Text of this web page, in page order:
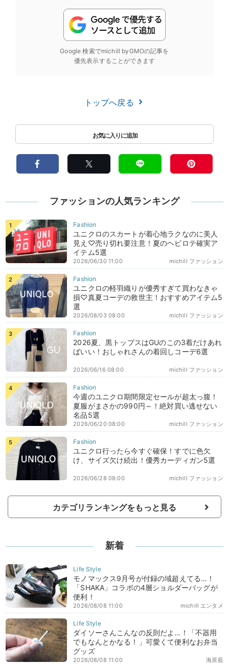
Google 検索でmichill byGMOの記事を
優先表示することができます
トップへ戻る
ファッションの人気ランキング
ユニクロのスカートが着心地ラクなのに美人
見え♡売り切れ要注意！夏のヘビロテ確実ア
イテム5選
michill ファッション
2026/06/30 11:00
ユニクロの軽羽織りが優秀すぎて買わなきゃ
損♡真夏コーデの救世主！おすすめアイテム5
選
michill ファッション
2026/08/03 08:00
2026夏、黒トップスはGUのこの3着だけあれ
ばいい！おしゃれさんの着回しコーデ6選
michill ファッション
2026/06/16 08:00
今週のユニクロ期間限定セールが超太っ腹！
夏服がまさかの990円～！絶対買い逃せない
名品5選
michill ファッション
2026/06/20 08:00
ユニクロ行ったら今すぐ確保！すでに色欠
け、サイズ欠け続出！優秀カーディガン5選
michill ファッション
2026/06/28 08:00
カテゴリランキングをもっと見る
新着
モノマックス9月号が付録の域超えてる…！
「SHAKA」コラボの4層ショルダーバッグが
便利！
michill エンタメ
2026/08/08 11:00
ダイソーさんこんなの反則だよ…！「不器用
でもなんとかなる！」可愛くて便利なお弁当
グッズ
海原藍
2026/08/08 11:00